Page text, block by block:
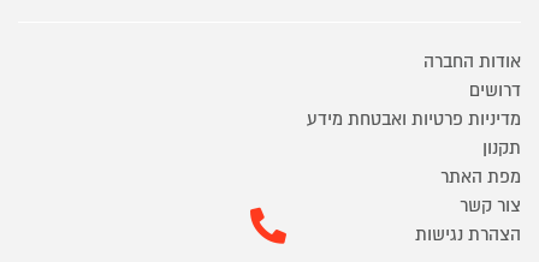
אודות החברה
דרושים
מדיניות פרטיות ואבטחת מידע
תקנון
מפת האתר
צור קשר
הצהרת נגישות